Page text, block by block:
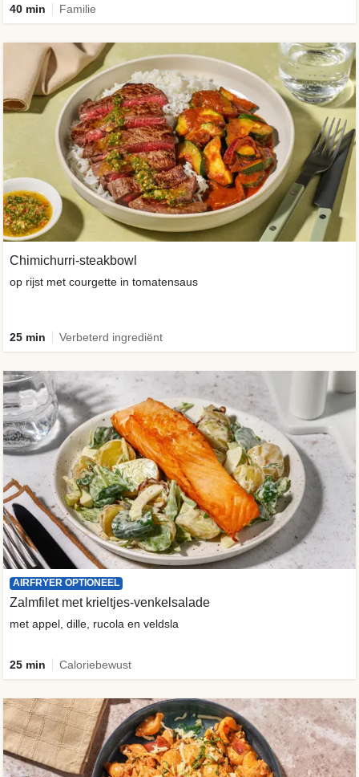
40 min Familie
Chimichurri-steakbowl
op rijst met courgette in tomatensaus
25 min Verbeterd ingrediënt
AIRFRYER OPTIONEEL
Zalmfilet met krieltjes-venkelsalade
met appel, dille, rucola en veldsla
25 min Caloriebewust